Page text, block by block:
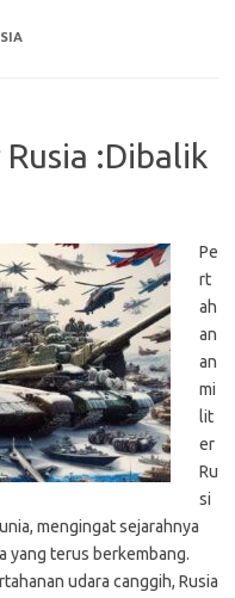
:Dibalik
Pe
rt
ah
an
an
mi
lit
er
Ru
si
mengingat sejarahnya
yang terus berkembang.
udara canggih, Rusia